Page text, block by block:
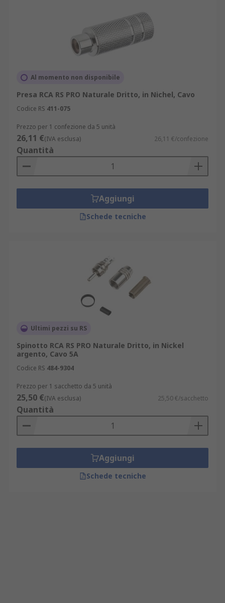
Al momento non disponibile
Presa RCA RS PRO Naturale Dritto, in Nichel, Cavo
Codice RS 411-075
Prezzo per 1 confezione da 5 unità
26,11 €(IVA esclusa) 26,11 €/confezione
Quantità
Aggiungi
Schede tecniche
Ultimi pezzi su RS
Spinotto RCA RS PRO Naturale Dritto, in Nickel
argento, Cavo 5A
Codice RS 484-9304
Prezzo per 1 sacchetto da 5 unità
25,50 €(IVA esclusa) 25,50 €/sacchetto
Quantità
Aggiungi
Schede tecniche